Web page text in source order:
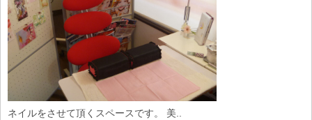
ネイルをさせて頂くスペースです。 美..